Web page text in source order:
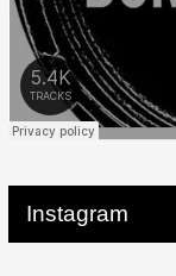
Instagram